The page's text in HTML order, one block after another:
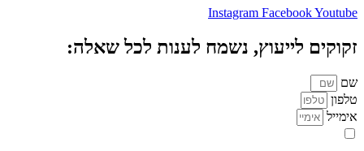
Instagram FacebookYoutube
זקוקים לייעוץ, נשמח לענות לכל שאלה:
שם
טלפון
אימייל